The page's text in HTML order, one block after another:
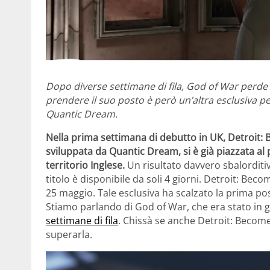
Dopo diverse settimane di fila, God of War
prendere il suo posto è però un’altra esclusiva
Quantic Dream.
Nella prima settimana di debutto in UK, Detroit:
sviluppata da Quantic Dream, si è già piazzata
territorio Inglese. Un risultato davvero
titolo è disponibile da soli 4 giorni. Detroit:
25 maggio. Tale esclusiva ha scalzato la prima
Stiamo parlando di God of War, che era stato
settimane di fila. Chissà se anche Detroit:
superarla.